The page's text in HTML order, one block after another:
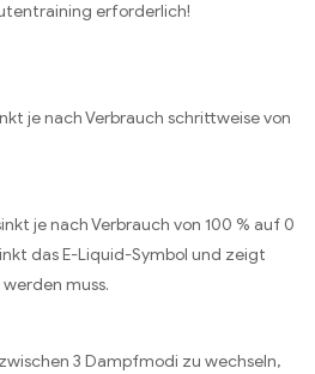
erforderlich!
je nach Verbrauch schrittweise von
je nach Verbrauch von 100 % auf 0
das E-Liquid-Symbol und zeigt
muss.
3 Dampfmodi zu wechseln,